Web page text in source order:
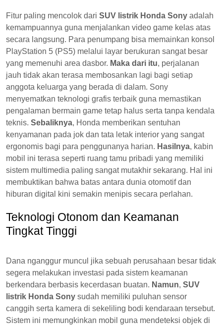
Fitur paling mencolok dari SUV listrik Honda Sony adalah
kemampuannya guna menjalankan video game kelas atas
secara langsung. Para penumpang bisa memainkan konsol
PlayStation 5 (PS5) melalui layar berukuran sangat besar
yang memenuhi area dasbor. Maka dari itu, perjalanan
jauh tidak akan terasa membosankan lagi bagi setiap
anggota keluarga yang berada di dalam. Sony
menyematkan teknologi grafis terbaik guna memastikan
pengalaman bermain game tetap halus serta tanpa kendala
teknis. Sebaliknya, Honda memberikan sentuhan
kenyamanan pada jok dan tata letak interior yang sangat
ergonomis bagi para penggunanya harian. Hasilnya, kabin
mobil ini terasa seperti ruang tamu pribadi yang memiliki
sistem multimedia paling sangat mutakhir sekarang. Hal ini
membuktikan bahwa batas antara dunia otomotif dan
hiburan digital kini semakin menipis secara perlahan.
Teknologi Otonom dan Keamanan
Tingkat Tinggi
Dana nganggur muncul jika sebuah perusahaan besar tidak
segera melakukan investasi pada sistem keamanan
berkendara berbasis kecerdasan buatan. Namun, SUV
listrik Honda Sony sudah memiliki puluhan sensor
canggih serta kamera di sekeliling bodi kendaraan tersebut.
Sistem ini memungkinkan mobil guna mendeteksi objek di